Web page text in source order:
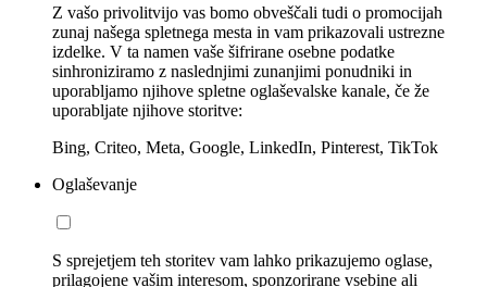
Z vašo privolitvijo vas bomo obveščali tudi o promocijah
zunaj našega spletnega mesta in vam prikazovali ustrezne
izdelke. V ta namen vaše šifrirane osebne podatke
sinhroniziramo z naslednjimi zunanjimi ponudniki in
uporabljamo njihove spletne oglaševalske kanale, če že
uporabljate njihove storitve:
Bing, Criteo, Meta, Google, LinkedIn, Pinterest, TikTok
Oglaševanje
S sprejetjem teh storitev vam lahko prikazujemo oglase,
prilagojene vašim interesom, sponzorirane vsebine ali